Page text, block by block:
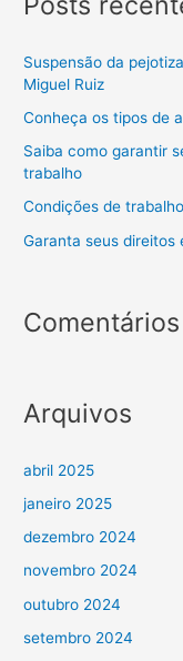
Suspensão da
Miguel Ruiz
Conheça os tipos de
Saiba como garantir
trabalho
Condições de
Garanta seus direitos
Comentários
Arquivos
abril 2025
janeiro 2025
dezembro 2024
novembro 2024
outubro 2024
setembro 2024